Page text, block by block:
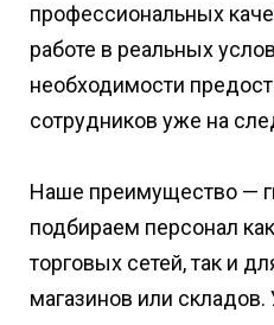
профессиональных
работе в реальных
необходимости
сотрудников уже на
Наше преимущество —
подбираем персонал
торговых сетей, так и
магазинов или